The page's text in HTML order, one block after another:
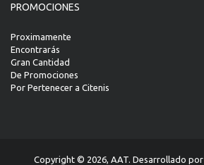
PROMOCIONES
Proximamente
Encontrarás
Gran Cantidad
De Promociones
Por Pertenecer a Citenis
Copyright © 2026, AAT. Desarrollado por